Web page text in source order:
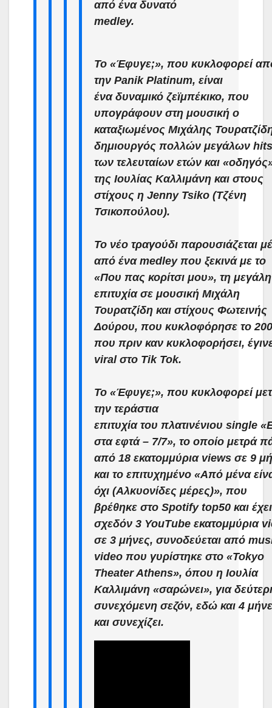
από ένα δυνατό
medley.
Το «Έφυγε;», που κυκλοφορεί
την Panik Platinum, είναι
ένα δυναμικό ζεϊμπέκικο, που
υπογράφουν στη μουσική ο
καταξιωμένος Μιχάλης
δημιουργός πολλών μεγάλων hits
των τελευταίων ετών και
της Ιουλίας Καλλιμάνη και στους
στίχους η Jenny Tsiko (Τζένη
Τσικοπούλου).
Το νέο τραγούδι παρουσιάζεται
από ένα medley που ξεκινά με το
«Που πας κορίτσι μου», τη μεγάλη
επιτυχία σε μουσική Μιχάλη
Τουρατζίδη και στίχους Φωτεινής
Δούρου, που κυκλοφόρησε το
που πριν καν κυκλοφορήσει,
viral στο Tik Tok.
Το «Έφυγε;», που κυκλοφορεί
την τεράστια
επιτυχία του πλατινένιου single
στα εφτά – 7/7», το οποίο μετρά
από 18 εκατομμύρια views σε 9
και το επιτυχημένο «Από μένα
όχι (Αλκυονίδες μέρες)», που
βρέθηκε στο Spotify top50 και έχει
σχεδόν 3 YouTube εκατομμύρια
σε 3 μήνες, συνοδεύεται από
video που γυρίστηκε στο «Tokyo
Theater Athens», όπου η Ιουλία
Καλλιμάνη «σαρώνει», για
συνεχόμενη σεζόν, εδώ και 4
και συνεχίζει.